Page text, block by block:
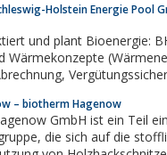
Holstein Energie Pool
und plant Bioenergie:
(Wärmenetz,
Liefervertrag, Abrechnung,
– biotherm Hagenow
GmbH ist ein Teil
stoffliche und